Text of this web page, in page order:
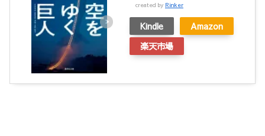
created by Rinker
Kindle
Amazon
楽天市場